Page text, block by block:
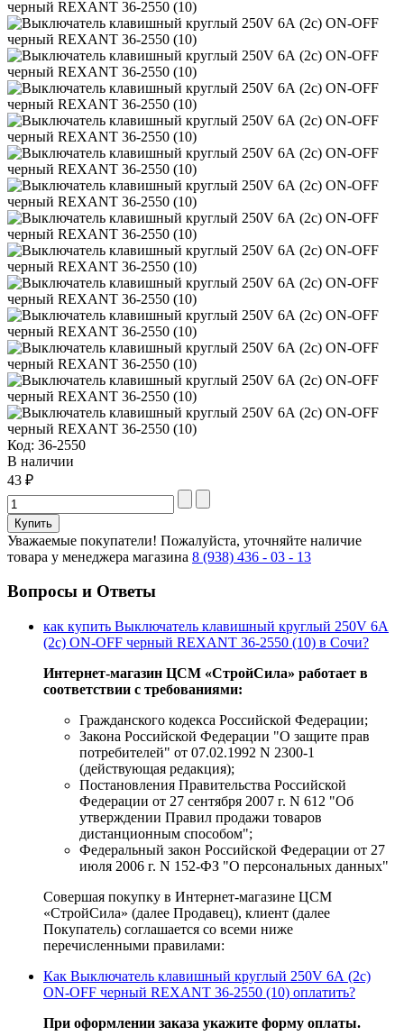
Код: 36-2550
В наличии
43 ₽
Уважаемые покупатели! Пожалуйста, уточняйте наличие
товара у менеджера магазина 8 (938) 436 - 03 - 13
Вопросы и Ответы
как купить Выключатель клавишный круглый 250V 6А
(2с) ON-OFF черный REXANT 36-2550 (10) в Сочи?
Интернет-магазин ЦСМ «СтройСила» работает в
соответствии с требованиями:
Гражданского кодекса Российской Федерации;
Закона Российской Федерации "О защите прав
потребителей" от 07.02.1992 N 2300-1
(действующая редакция);
Постановления Правительства Российской
Федерации от 27 сентября 2007 г. N 612 "Об
утверждении Правил продажи товаров
дистанционным способом";
Федеральный закон Российской Федерации от 27
июля 2006 г. N 152-ФЗ "О персональных данных"
Совершая покупку в Интернет-магазине ЦСМ
«СтройСила» (далее Продавец), клиент (далее
Покупатель) соглашается со всеми ниже
перечисленными правилами:
Как Выключатель клавишный круглый 250V 6А (2с)
ON-OFF черный REXANT 36-2550 (10) оплатить?
При оформлении заказа укажите форму оплаты.